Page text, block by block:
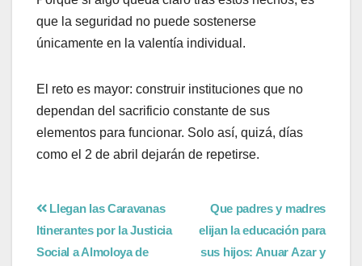
que la seguridad no puede sostenerse
únicamente en la valentía individual.
El reto es mayor: construir instituciones que no
dependan del sacrificio constante de sus
elementos para funcionar. Solo así, quizá, días
como el 2 de abril dejarán de repetirse.
Que padres y madres
elijan la educación para
sus hijos: Anuar Azar y
Llegan las Caravanas
Itinerantes por la Justicia
Social a Almoloya de